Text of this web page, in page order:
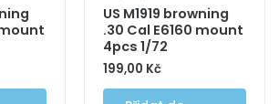
US M1919 browning
.30 Cal E6160 mount
4pcs 1/72
199,00 Kč